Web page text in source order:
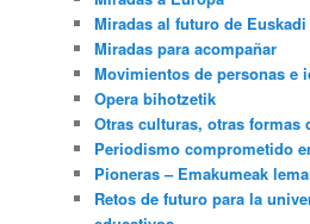
Miradas al futuro de Euskadi
Miradas para acompañar
Movimientos de personas e
Opera bihotzetik
Otras culturas, otras formas
Periodismo comprometido
Pioneras – Emakumeak
Retos de futuro para la